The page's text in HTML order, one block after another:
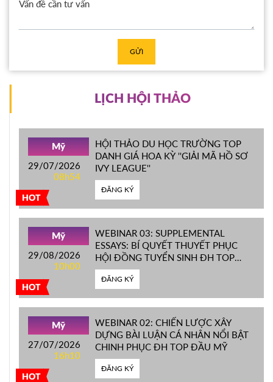
GỬI
LỊCH HỘI THẢO
HOT
Mỹ
29/07/2026
08h54
HỘI THẢO DU HỌC TRƯỜNG TOP
DANH GIÁ HOA KỲ ''GIẢI MÃ HỒ SƠ
IVY LEAGUE''
ĐĂNG KÝ
HOT
Mỹ
29/08/2026
10h00
WEBINAR 03: SUPPLEMENTAL
ESSAYS: BÍ QUYẾT THUYẾT PHỤC
HỘI ĐỒNG TUYỂN SINH ĐH TOP
ĐẦU MỸ
ĐĂNG KÝ
HOT
Mỹ
27/07/2026
16h10
WEBINAR 02: CHIẾN LƯỢC XÂY
DỰNG BÀI LUẬN CÁ NHÂN NỔI BẬT
CHINH PHỤC ĐH TOP ĐẦU MỸ
ĐĂNG KÝ